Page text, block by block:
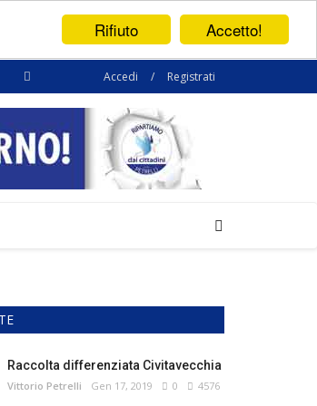
Accetto!
Rifiuto
Accedi / Registrati
Raccolta differenziata Civitavecchia
Vittorio Petrelli Gen 17, 2019 0 4576